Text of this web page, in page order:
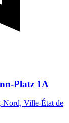
Platz 1A
Nord, Ville-État de